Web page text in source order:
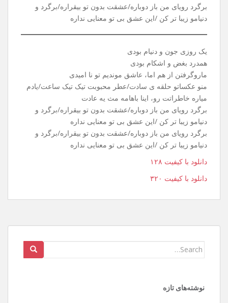
برگرد رویای من باز دوباره/عشقت بدون تو بیقراره/برگرد و
دنیامو زیبا تر کن /این عشق بی تو معنایی نداره
یک روزی جون و دنیام بودی
همدرد بغض و اشکام بودی
ماروگرفتن از هم اما، عاشق موندیم تو نا امیدی
منو عکساتو حلقه ی سادت/عطر محبوبت تیک تیک ساعت/یادم
میاره خاطراتت رو، اینا باهامه مث یه عادت
برگرد رویای من باز دوباره/عشقت بدون تو بیقراره/برگرد و
دنیامو زیبا تر کن /این عشق بی تو معنایی نداره
برگرد رویای من باز دوباره/عشقت بدون تو بیقراره/برگرد و
دنیامو زیبا تر کن /این عشق بی تو معنایی نداره
دانلود با کیفیت ۱۲۸
دانلود با کیفیت ۳۲۰
Search
نوشته‌های تازه